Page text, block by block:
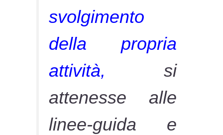
svolgimento
della propria
attività,
si
attenesse alle
linee-guida e